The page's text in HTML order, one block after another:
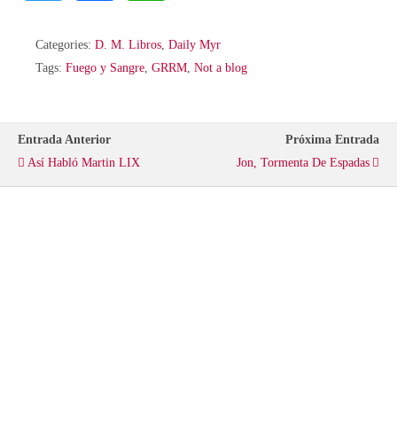
i
t
c
b
a
Categories: D. M. Libros Daily Myr
Tags: Fuego y Sangre GRRM Not a blog
Entrada Anterior
Así Habló Martin LIX
Próxima Entrada
Jon, Tormenta De Espadas